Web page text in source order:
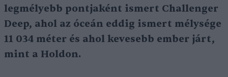
legmélyebb pontjaként ismert Challenger
Deep, ahol az óceán eddig ismert mélysége
11 034 méter és ahol kevesebb ember járt,
mint a Holdon.